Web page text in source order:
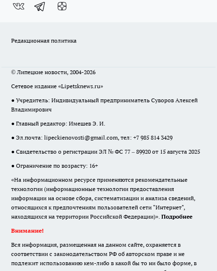
Редакционная политика
© Липецкие новости, 2004-2026
Сетевое издание «Lipetsknews.ru»
● Учредитель: Индивидуальный предприниматель Суворов Алексей
Владимирович
● Главный редактор: Имешев Э. И.
● Эл.почта: lipeckienovosti@gmail.com, тел: +7 985 814 3429
● Свидетельство о регистрации ЭЛ № ФС 77 – 89920 от 15 августа 2025
● Ограничение по возрасту: 16+
«На информационном ресурсе применяются рекомендательные
технологии (информационные технологии предоставления
информации на основе сбора, систематизации и анализа сведений,
относящихся к предпочтениям пользователей сети "Интернет",
находящихся на территории Российской Федерации)». Подробнее
Внимание!
Вся информация, размещенная на данном сайте, охраняется в
соответствии с законодательством РФ об авторском праве и не
подлежит использованию кем-либо в какой бы то ни было форме, в